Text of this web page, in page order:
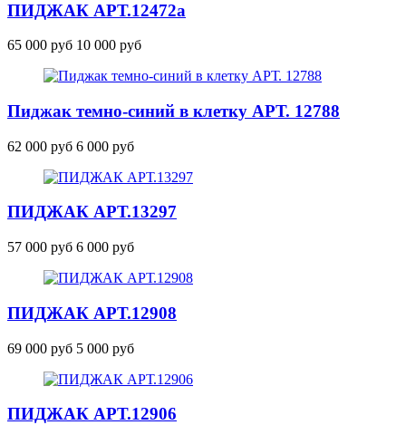
ПИДЖАК АРТ.12472а
65 000 руб 10 000 руб
Пиджак темно-синий в клетку АРТ. 12788
62 000 руб 6 000 руб
ПИДЖАК АРТ.13297
57 000 руб 6 000 руб
ПИДЖАК АРТ.12908
69 000 руб 5 000 руб
ПИДЖАК АРТ.12906